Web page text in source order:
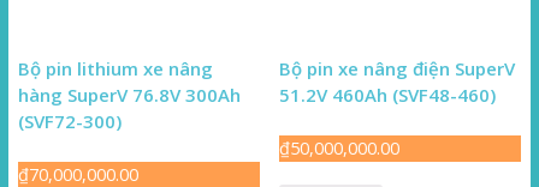
Bộ pin lithium xe nâng
hàng SuperV 76.8V 300Ah
(SVF72-300)
₫70,000,000.00
Bộ pin xe nâng điện SuperV
51.2V 460Ah (SVF48-460)
₫50,000,000.00